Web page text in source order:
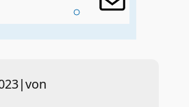
|von